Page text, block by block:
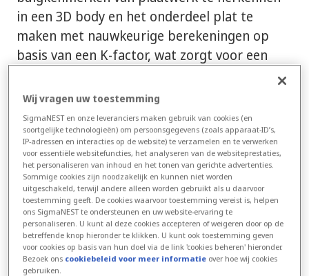
in een 3D body en het onderdeel plat te
maken met nauwkeurige berekeningen op
basis van een K-factor, wat zorgt voor een
onderdeel in de software. Assemblies en
onderdelen kunnen afzonderlijk of gelijktijdig
verwerkt worden, waardoor de workflow
volledig beheerd kan worden.
Wij vragen uw toestemming
SigmaNEST en onze leveranciers maken gebruik van cookies (en
soortgelijke technologieën) om persoonsgegevens (zoals apparaat-ID’s,
IP-adressen en interacties op de website) te verzamelen en te verwerken
voor essentiële websitefuncties, het analyseren van de websiteprestaties,
het personaliseren van inhoud en het tonen van gerichte advertenties.
Sommige cookies zijn noodzakelijk en kunnen niet worden
uitgeschakeld, terwijl andere alleen worden gebruikt als u daarvoor
toestemming geeft. De cookies waarvoor toestemming vereist is, helpen
ons SigmaNEST te ondersteunen en uw website-ervaring te
personaliseren. U kunt al deze cookies accepteren of weigeren door op de
betreffende knop hieronder te klikken. U kunt ook toestemming geven
voor cookies op basis van hun doel via de link 'cookies beheren' hieronder.
Bezoek ons cookiebeleid voor meer informatie over hoe wij cookies
gebruiken.